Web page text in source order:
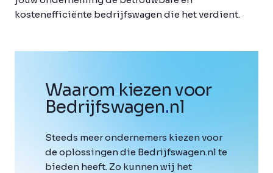
kostenefficiënte bedrijfswagen die het verdient.
Waarom kiezen voor
Bedrijfswagen.nl
Steeds meer ondernemers kiezen voor
de oplossingen die Bedrijfswagen.nl te
bieden heeft. Zo kunnen wij het